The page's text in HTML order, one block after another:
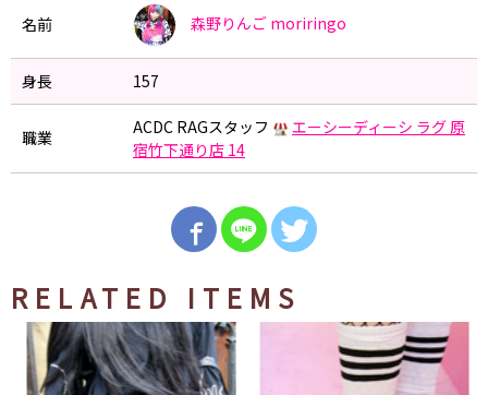
名前 森野りんご moriringo
身長 157
職業 ACDC RAGスタッフ
エーシーディーシ ラグ 原
宿竹下通り店 14
RELATED ITEMS